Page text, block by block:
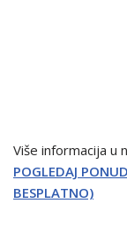
Više informacija u
POGLEDAJ
BESPLATNO)